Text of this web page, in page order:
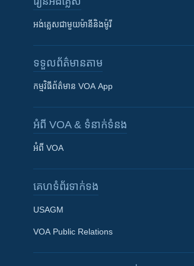
អង់គ្លេស​ជាមួយ​ម៉ានី​និង​ម៉ូរី
ទទួល​ព័ត៌មាន​តាម
កម្មវិធី​ព័ត៌មាន VOA App
អំពី​ VOA & ទំនាក់ទំនង
អំពី​ VOA
គេហទំព័រ​​ទាក់ទង
USAGM
VOA Public Relations